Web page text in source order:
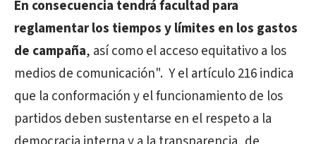
En consecuencia tendrá facultad para
reglamentar los tiempos y límites en los gastos
de campaña, así como el acceso equitativo a los
medios de comunicación". Y el artículo 216 indica
que la conformación y el funcionamiento de los
partidos deben sustentarse en el respeto a la